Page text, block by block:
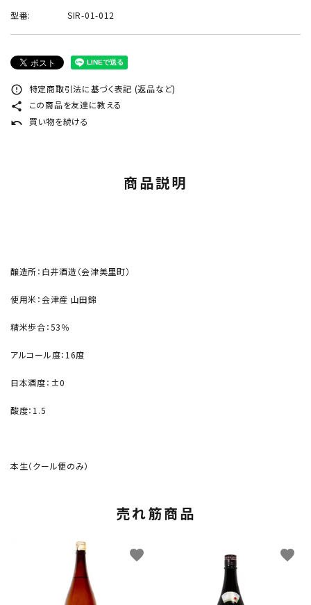
close
型番: SIR-01-012
error_outline 特定商取引法に基づく表記 (返品など)
share この商品を友達に教える
undo 買い物を続ける
商品説明
醸造所：白井酒造（会津美里町）
使用米：会津産 山田錦
精米歩合：53％
アルコール度：16度
日本酒度：±0
酸度：1.5
本生（クール便のみ）
売れ筋商品
favorite favorite